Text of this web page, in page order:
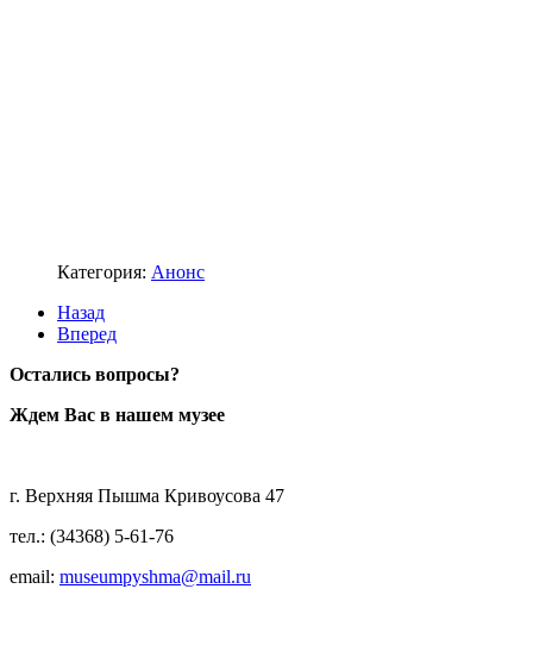
Категория: Анонс
Назад
Вперед
Остались вопросы?
Ждем Вас в нашем музее
г. Верхняя Пышма Кривоусова 47
тел.: (34368) 5-61-76
email: museumpyshma@mail.ru